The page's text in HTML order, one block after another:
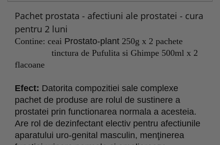
Pachet prostata - afectiuni ale prostatei - cura
pentru 2 luni
Contine: ceai Prostato-plant 250g x 2 pachete
tinctura de Pufulita si Ghimpe 500ml x 2
flacoane
Efect: Datorita compozitiei sale complexe
pachet de produse are rolul de sustinere a
prostatei prin functionarea normala a acesteia.
Are rol de dezinfectant electiv pentru afectiunile
aparatului uro-genital masculin, menţinerea